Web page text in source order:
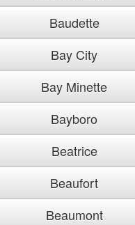
Baudette
Bay City
Bay Minette
Bayboro
Beatrice
Beaufort
Beaumont